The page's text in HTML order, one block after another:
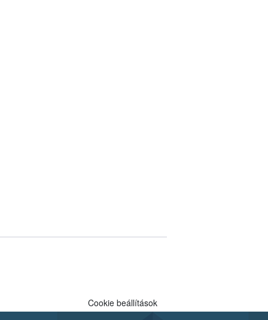
Cookie beállítások